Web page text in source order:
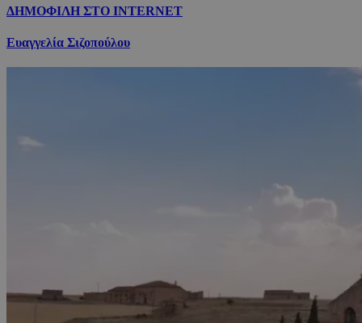
ΔΗΜΟΦΙΛΗ ΣΤΟ INTERNET
Ευαγγελία Σιζοπούλου